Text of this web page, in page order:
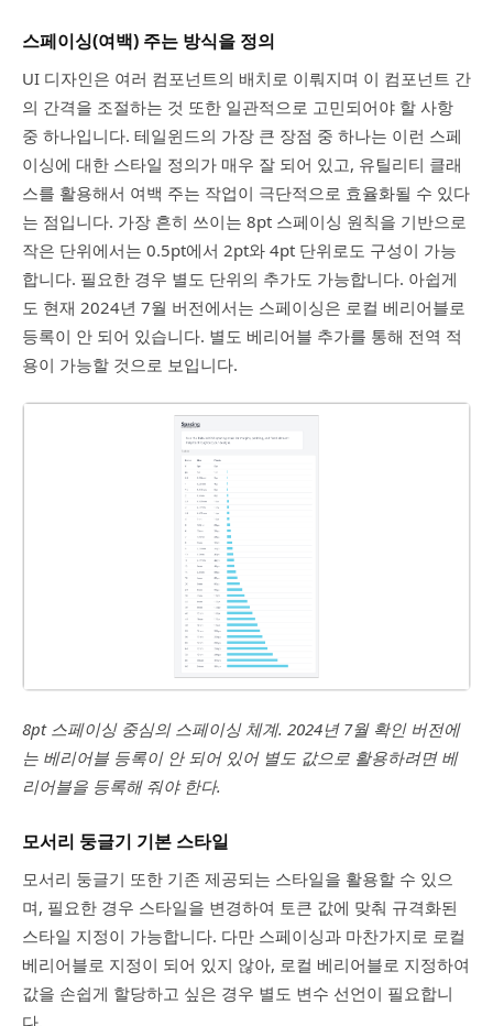
스페이싱(여백) 주는 방식을 정의
UI 디자인은 여러 컴포넌트의 배치로 이뤄지며 이 컴포넌트 간
의 간격을 조절하는 것 또한 일관적으로 고민되어야 할 사항
중 하나입니다. 테일윈드의 가장 큰 장점 중 하나는 이런 스페
이싱에 대한 스타일 정의가 매우 잘 되어 있고, 유틸리티 클래
스를 활용해서 여백 주는 작업이 극단적으로 효율화될 수 있다
는 점입니다. 가장 흔히 쓰이는 8pt 스페이싱 원칙을 기반으로
작은 단위에서는 0.5pt에서 2pt와 4pt 단위로도 구성이 가능
합니다. 필요한 경우 별도 단위의 추가도 가능합니다. 아쉽게
도 현재 2024년 7월 버전에서는 스페이싱은 로컬 베리어블로
등록이 안 되어 있습니다. 별도 베리어블 추가를 통해 전역 적
용이 가능할 것으로 보입니다.
8pt 스페이싱 중심의 스페이싱 체계. 2024년 7월 확인 버전에
는 베리어블 등록이 안 되어 있어 별도 값으로 활용하려면 베
리어블을 등록해 줘야 한다.
모서리 둥글기 기본 스타일
모서리 둥글기 또한 기존 제공되는 스타일을 활용할 수 있으
며, 필요한 경우 스타일을 변경하여 토큰 값에 맞춰 규격화된
스타일 지정이 가능합니다. 다만 스페이싱과 마찬가지로 로컬
베리어블로 지정이 되어 있지 않아, 로컬 베리어블로 지정하여
값을 손쉽게 할당하고 싶은 경우 별도 변수 선언이 필요합니